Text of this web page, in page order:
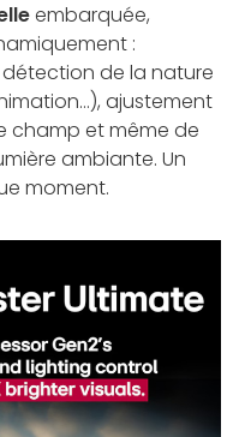
embarquée,
:
de la nature
ajustement
champ et même de
ambiante. Un
moment.